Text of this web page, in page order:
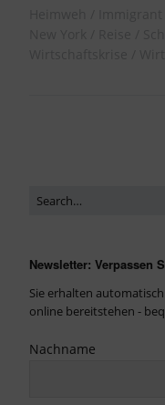
Newsletter: Verpassen
Sie erhalten
online bereitstehen -
Nachname